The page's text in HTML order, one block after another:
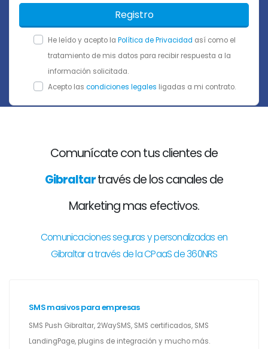
Registro
He leído y acepto la Política de Privacidad así como el
tratamiento de mis datos para recibir respuesta a la
información solicitada.
Acepto las condiciones legales ligadas a mi contrato.
Comunícate con tus clientes de
Gibraltartravés de los canales de
Marketing mas efectivos.
Comunicaciones seguras y personalizadas en
Gibraltar a través de la CPaaS de 360NRS
SMS masivos para empresas
SMS Push Gibraltar, 2WaySMS, SMS certificados, SMS
LandingPage, plugins de integración y mucho más.